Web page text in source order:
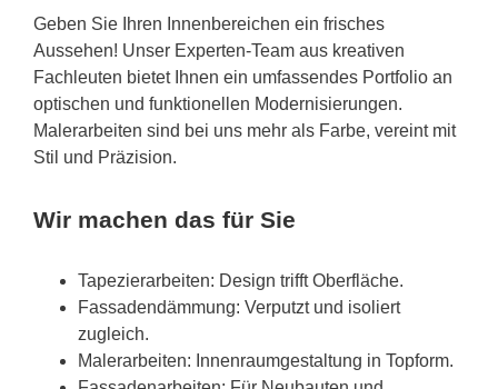
Geben Sie Ihren Innenbereichen ein frisches
Aussehen! Unser Experten-Team aus kreativen
Fachleuten bietet Ihnen ein umfassendes Portfolio an
optischen und funktionellen Modernisierungen.
Malerarbeiten sind bei uns mehr als Farbe, vereint mit
Stil und Präzision.
Wir machen das für Sie
Tapezierarbeiten: Design trifft Oberfläche.
Fassadendämmung: Verputzt und isoliert
zugleich.
Malerarbeiten: Innenraumgestaltung in Topform.